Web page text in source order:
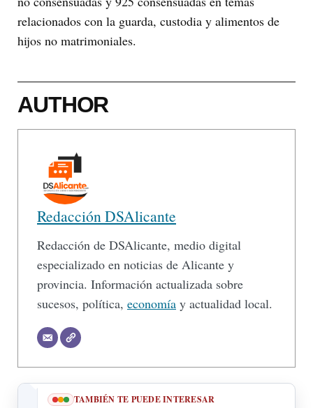
relacionados con la guarda, custodia y alimentos de
hijos no matrimoniales.
AUTHOR
Redacción DSAlicante
Redacción de DSAlicante, medio digital
especializado en noticias de Alicante y
provincia. Información actualizada sobre
sucesos, política, economía y actualidad local.
TAMBIÉN TE PUEDE INTERESAR